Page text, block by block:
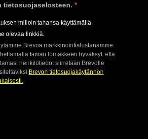
tietosuojaselosteen.
milloin tahansa käyttämällä
olevaa linkkiä.
Brevoa markkinointialustanamme.
tämän lomakkeen hyväksyt, että
henkilötiedot siirretään Brevolle
Brevon tietosuojakäytännön